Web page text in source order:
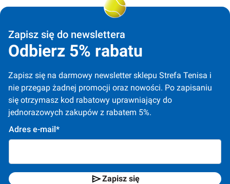
Zapisz się do newslettera
Odbierz 5% rabatu
Zapisz się na darmowy newsletter sklepu Strefa Tenisa i
nie przegap żadnej promocji oraz nowości. Po zapisaniu
się otrzymasz kod rabatowy uprawniający do
jednorazowych zakupów z rabatem 5%.
Adres e-mail*
Zapisz się